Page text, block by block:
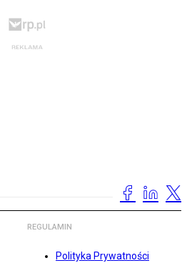
REGULAMIN
Polityka Prywatności